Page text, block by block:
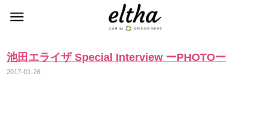
池田エライザ Special Interview ーPHOTOー
2017-01-26